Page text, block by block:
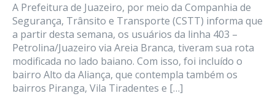
A Prefeitura de Juazeiro, por meio da Companhia de
Segurança, Trânsito e Transporte (CSTT) informa que
a partir desta semana, os usuários da linha 403 –
Petrolina/Juazeiro via Areia Branca, tiveram sua rota
modificada no lado baiano. Com isso, foi incluído o
bairro Alto da Aliança, que contempla também os
bairros Piranga, Vila Tiradentes e […]